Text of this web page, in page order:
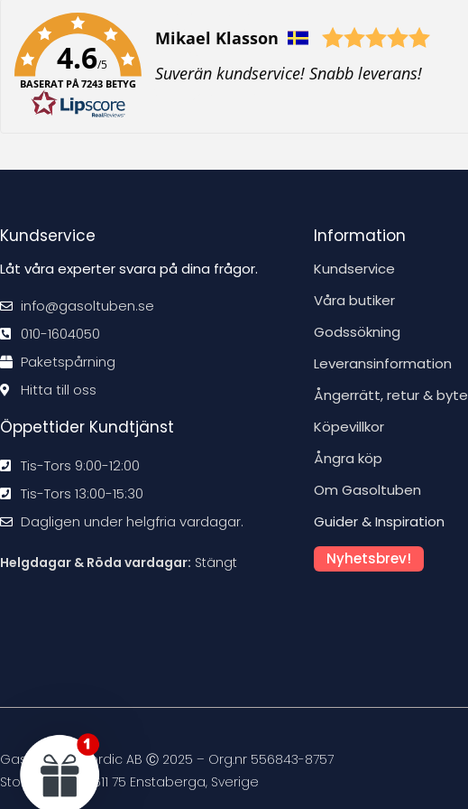
4.6/5
BASERAT PÅ 7243 BETYG
Författare:
Mikael Klasson
T
Suverän kundservice! Snabb leverans!
Kundservice
Låt våra experter svara på dina frågor.
info@gasoltuben.se
010-1604050
Paketspårning
Hitta till oss
Öppettider Kundtjänst
Tis-Tors 9:00-12:00
Tis-Tors 13:00-15:30
Dagligen under helgfria vardagar.
Helgdagar & Röda vardagar: Stängt
Information
Kundservice
Våra butiker
Godssökning
Leveransinformation
Ångerrätt, retur & byte
Köpevillkor
Ångra köp
Om Gasoltuben
Guider & Inspiration
Nyhetsbrev!
Gasoltuben Nordic AB Ⓒ 2025 – Org.nr 556843-8757
Stockvägen 4, 611 75 Enstaberga, Sverige